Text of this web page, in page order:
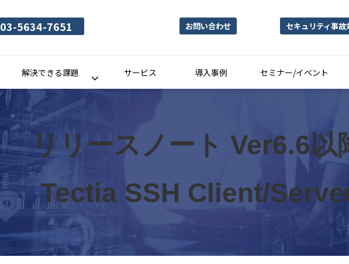
03-5634-7651 お問い合わせ セキュリティ事故
解決できる課題 サービス 導入事例 セミナー/イベント
リリースノート Ver6.6以
Tectia SSH Client/